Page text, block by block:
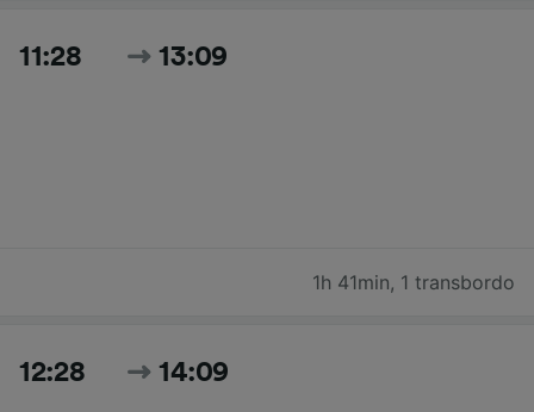
11:28 13:09
1h 41min, 1 transbordo
12:28 14:09